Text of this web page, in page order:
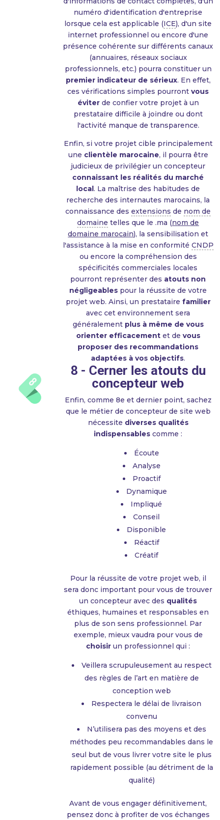
numéro d'identification d'entreprise
lorsque cela est applicable (ICE), d'un site
internet professionnel ou encore d'une
présence cohérente sur différents canaux
(annuaires, réseaux sociaux
professionnels, etc.) pourra constituer un
premier indicateur de sérieux. En effet,
ces vérifications simples pourrontvous
éviterde confier votre projet à un
prestataire difficile à joindre ou dont
l'activité manque de transparence.
Enfin, si votre projet cible principalement
une clientèle marocaine, il pourra être
judicieux de privilégier un concepteur
connaissant les réalités du marché
local. La maîtrise des habitudes de
recherche des internautes marocains, la
connaissance desextensions de nom de
domaine telles que le .ma (nom de
domaine marocain), la sensibilisation et
l'assistance à la mise en conformité CNDP
ou encore la compréhension des
spécificités commerciales locales
pourront représenter des atouts non
négligeables pour la réussite de votre
projet web. Ainsi, un prestataire familier
avec cet environnement sera
généralement plus à même de vous
orienter efficacementet de vous
proposer des recommandations
adaptées à vos objectifs.
8 - Cerner les atouts du
concepteur web
Enfin, comme 8e et dernier point, sachez
que le métier de concepteur de site web
nécessite diverses qualités
indispensables comme :
Écoute
Analyse
Proactif
Dynamique
Impliqué
Conseil
Disponible
Réactif
Créatif
Pour la réussite de votre projet web, il
sera donc important pour vous de trouver
un concepteur avec des qualités
éthiques, humaines et responsables en
plus de son sens professionnel. Par
exemple, mieux vaudra pour vous de
choisir un professionnel qui :
Veillera scrupuleusement au respect
des règles de l’art en matière de
conception web
Respectera le délai de livraison
convenu
N’utilisera pas des moyens et des
méthodes peu recommandables dans le
seul but de vous livrer votre site le plus
rapidement possible (au détriment de la
qualité)
Avant de vous engager définitivement,
pensez donc à profiter de vos échanges